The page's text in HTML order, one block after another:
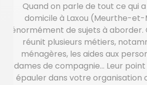
Quand on parle de tout ce qui
domicile à Laxou (Meurthe-et-
énormément de sujets à
réunit plusieurs métiers,
ménagères, les aides aux
dames de compagnie… Leur
épauler dans votre organisation